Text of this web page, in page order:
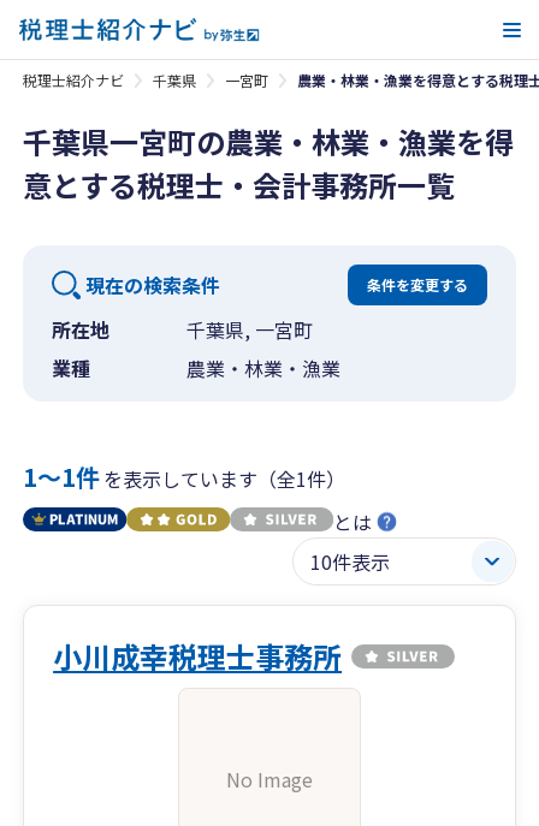
税理士紹介ナビ 千葉県 一宮町 農業・林業・漁業を得意とする税理
千葉県一宮町の農業・林業・漁業を得
意とする税理士・会計事務所一覧
現在の検索条件 条件を変更する
所在地
千葉県, 一宮町
業種
農業・林業・漁業
1〜1件を表示しています（全1件）
とは
小川成幸税理士事務所
No Image